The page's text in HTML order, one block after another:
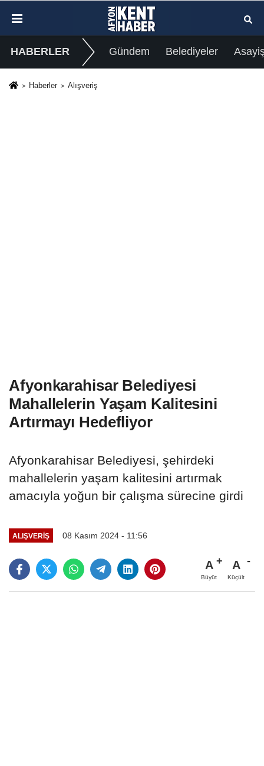
HABERLER Gündem Belediyeler
Haberler Alışveriş
Afyonkarahisar Belediyesi
Mahallelerin Yaşam Kalitesini
Artırmayı Hedefliyor
Afyonkarahisar Belediyesi, şehirdeki
mahallelerin yaşam kalitesini artırmak
amacıyla yoğun bir çalışma sürecine girdi
ALIŞVERIŞ 08 Kasım 2024 - 11:56
A
Büyüt
A
Küçült